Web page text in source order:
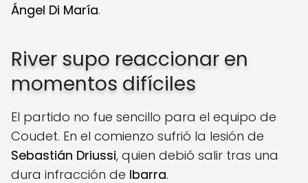
Ángel Di María.
River supo reaccionar en
momentos difíciles
El partido no fue sencillo para el equipo de
Coudet. En el comienzo sufrió la lesión de
Sebastián Driussi, quien debió salir tras una
dura infracción de Ibarra.